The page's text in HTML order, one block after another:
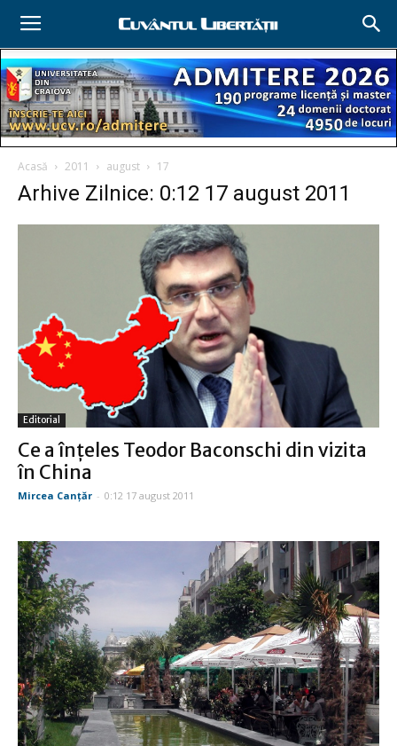
Acasă 2011 august 17
Arhive Zilnice: 0:12 17 august 2011
Editorial
Ce a înţeles Teodor Baconschi din vizita
în China
Mircea Canţăr - 0:12 17 august 2011